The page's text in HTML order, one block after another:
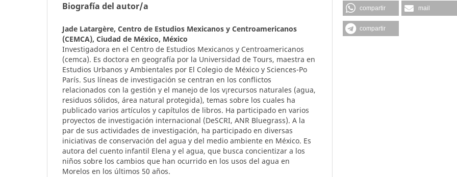
Biografía del autor/a
Jade Latargère, Centro de Estudios Mexicanos y Centroamericanos
(CEMCA), Ciudad de México, México
Investigadora en el Centro de Estudios Mexicanos y Centroamericanos
(cemca). Es doctora en geografía por la Universidad de Tours, maestra en
Estudios Urbanos y Ambientales por El Colegio de México y Sciences-Po
París. Sus líneas de investigación se centran en los conflictos
relacionados con la gestión y el manejo de los v¡recursos naturales (agua,
residuos sólidos, área natural protegida), temas sobre los cuales ha
publicado varios artículos y capítulos de libros. Ha participado en varios
proyectos de investigación internacional (DeSCRI, ANR Bluegrass). A la
par de sus actividades de investigación, ha participado en diversas
iniciativas de conservación del agua y del medio ambiente en México. Es
autora del cuento infantil Elena y el agua, que busca concientizar a los
niños sobre los cambios que han ocurrido en los usos del agua en
Morelos en los últimos 50 años.
compartir mail
compartir